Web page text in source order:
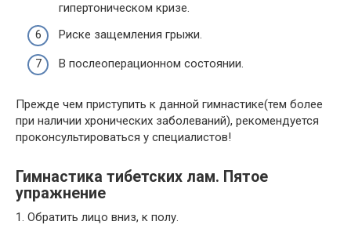
гипертоническом кризе.
Риске защемления грыжи.
В послеоперационном состоянии.
Прежде чем приступить к данной гимнастике(тем более
при наличии хронических заболеваний), рекомендуется
проконсультироваться у специалистов!
Гимнастика тибетских лам. Пятое
упражнение
1. Обратить лицо вниз, к полу.